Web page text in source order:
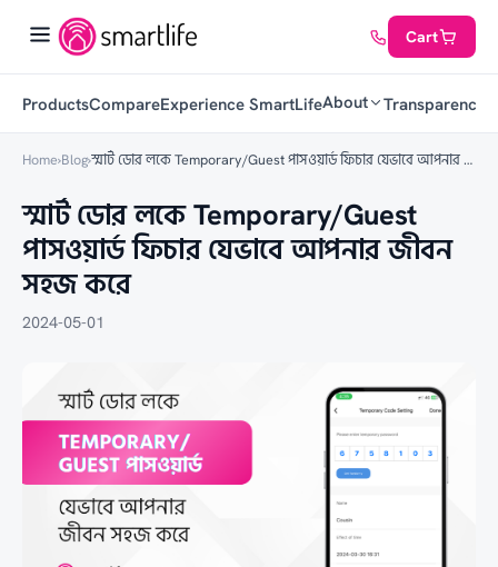
Cart
ProductsCompareExperience SmartLifeAbout Transparency
Home›Blog› স্মার্ট ডোর লকে Temporary/Guest পাসওয়ার্ড ফিচার যেভাবে আপনার জীবন সহজ করে
স্মার্ট ডোর লকে Temporary/Guest
পাসওয়ার্ড ফিচার যেভাবে আপনার জীবন
সহজ করে
2024-05-01